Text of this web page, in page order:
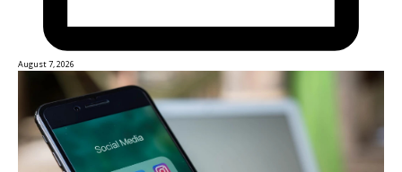
August 7, 2026